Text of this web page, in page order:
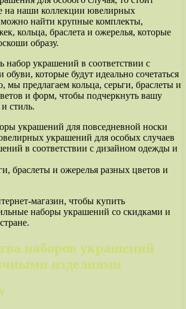
на наши коллекции ювелирных
найти крупные комплекты,
кольца, браслета и ожерелья, которые
образу.
набор украшений в соответствии с
которые будут идеально сочетаться
мы предлагаем кольца, серьги, браслеты и
и форм, чтобы подчеркнуть вашу
стиль.
украшений для повседневной носки
украшений для особых случаев
в соответствии с дизайном одежды и
браслеты и ожерелья разных цветов и
магазин, чтобы купить
наборы украшений со скидками и
наборов украшений
изделиями